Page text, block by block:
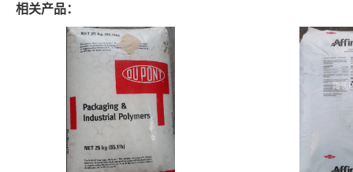
相关产品：